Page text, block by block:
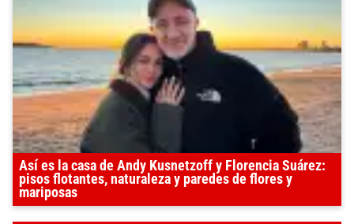
Así es la casa de Andy Kusnetzoff y Florencia Suárez:
pisos flotantes, naturaleza y paredes de flores y
mariposas